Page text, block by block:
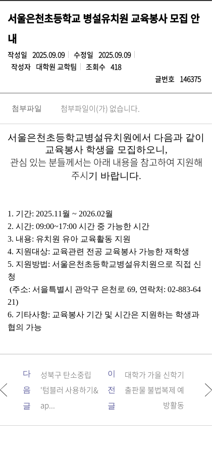
서울은천초등학교 병설유치원 교육봉사 모집 안
내
작성일 2025.09.09 수정일 2025.09.09
작성자 대학원 교학팀 조회수 418
글번호 146375
첨부파일 첨부파일이(가) 없습니다.
서울은천초등학교병설유치원에서 다음과 같이
교육봉사 학생을 모집하오니,
관심 있는 분들께서는 아래 내용을 참고하여 지원해
주시기 바랍니다.
1. 기간: 2025.11월 ~ 2026.02월
2. 시간: 09:00~17:00 시간 중 가능한 시간
3. 내용: 유치원 유아 교육활동 지원
4. 지원대상: 교육관련 전공 교육봉사 가능한 재학생
5. 지원방법: 서울은천초등학교병설유치원으로 직접 신
청
(주소: 서을특별시 관악구 은천로 69, 연락처: 02-883-64
21)
6. 기타사항: 교육봉사 기간 및 시간은 지원하는 학생과
협의 가능
다
음
글
성북구 탄소중립
'텀블러 사용하기&
ap...
이
전
글
대학가 가을 신학기
출판물 불법복제 예
방활동